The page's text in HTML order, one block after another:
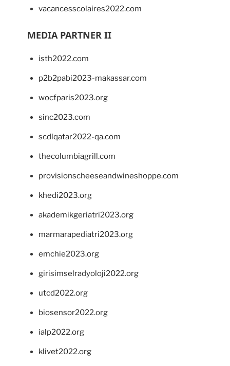
vacancesscolaires2022.com
MEDIA PARTNER II
isth2022.com
p2b2pabi2023-makassar.com
wocfparis2023.org
sinc2023.com
scdlqatar2022-qa.com
thecolumbiagrill.com
provisionscheeseandwineshoppe.com
khedi2023.org
akademikgeriatri2023.org
marmarapediatri2023.org
emchie2023.org
girisimselradyoloji2022.org
utcd2022.org
biosensor2022.org
ialp2022.org
klivet2022.org